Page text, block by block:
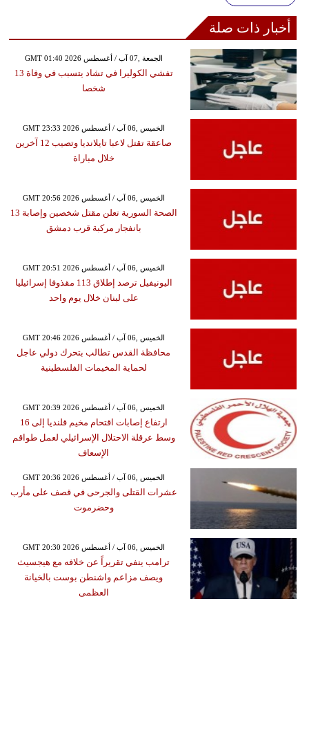
أخبار ذات صلة
GMT 01:40 2026 الجمعة ,07 آب / أغسطس
تفشي الكوليرا في تشاد يتسبب في وفاة 13
شخصا
GMT 23:33 2026 الخميس ,06 آب / أغسطس
صاعقة تقتل لاعبا تايلانديا وتصيب 12 آخرين
خلال مباراة
GMT 20:56 2026 الخميس ,06 آب / أغسطس
الصحة السورية تعلن مقتل شخصين وإصابة 13
بانفجار مركبة قرب دمشق
GMT 20:51 2026 الخميس ,06 آب / أغسطس
اليونيفيل ترصد إطلاق 113 مقذوفا إسرائيليا
على لبنان خلال يوم واحد
GMT 20:46 2026 الخميس ,06 آب / أغسطس
محافظة القدس تطالب بتحرك دولي عاجل
لحماية المخيمات الفلسطينية
GMT 20:39 2026 الخميس ,06 آب / أغسطس
ارتفاع إصابات اقتحام مخيم قلنديا إلى 16
وسط عرقلة الاحتلال الإسرائيلي لعمل طواقم
الإسعاف
GMT 20:36 2026 الخميس ,06 آب / أغسطس
عشرات القتلى والجرحى في قصف على مأرب
وحضرموت
GMT 20:30 2026 الخميس ,06 آب / أغسطس
ترامب ينفي تقريراً عن خلافه مع هيجسيث
ويصف مزاعم واشنطن بوست بالخيانة
العظمى